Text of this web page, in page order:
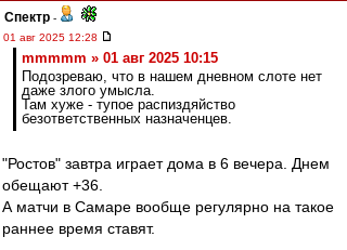
Спектр -
01 авг 2025 12:28
mmmmm » 01 авг 2025 10:15
Подозреваю, что в нашем дневном слоте нет
даже злого умысла.
Там хуже - тупое распиздяйство
безответственных назначенцев.
"Ростов" завтра играет дома в 6 вечера. Днем
обещают +36.
А матчи в Самаре вообще регулярно на такое
раннее время ставят.